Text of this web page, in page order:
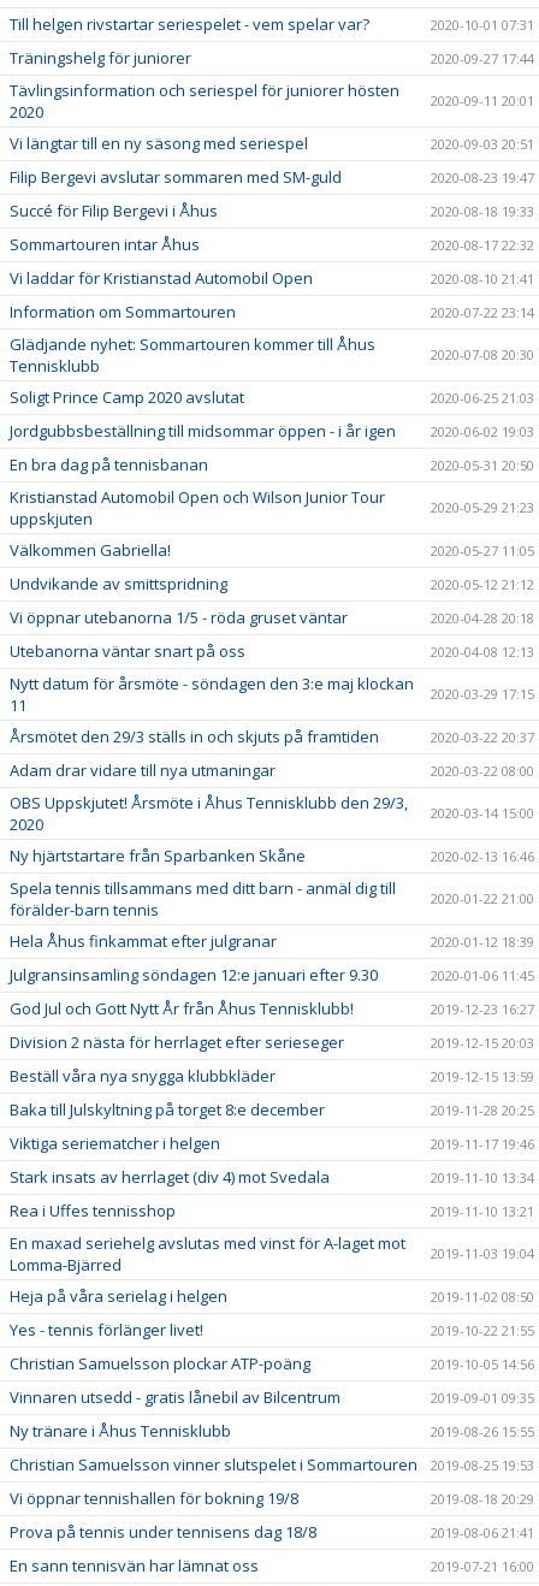
Till helgen rivstartar seriespelet - vem spelar var? 2020-10-01 07:31
Träningshelg för juniorer 2020-09-27 17:44
Tävlingsinformation och seriespel för juniorer hösten
2020
2020-09-11 20:01
Vi längtar till en ny säsong med seriespel 2020-09-03 20:51
Filip Bergevi avslutar sommaren med SM-guld 2020-08-23 19:47
Succé för Filip Bergevi i Åhus 2020-08-18 19:33
Sommartouren intar Åhus 2020-08-17 22:32
Vi laddar för Kristianstad Automobil Open 2020-08-10 21:41
Information om Sommartouren 2020-07-22 23:14
Glädjande nyhet: Sommartouren kommer till Åhus
Tennisklubb
2020-07-08 20:30
Soligt Prince Camp 2020 avslutat 2020-06-25 21:03
Jordgubbsbeställning till midsommar öppen - i år igen 2020-06-02 19:03
En bra dag på tennisbanan 2020-05-31 20:50
Kristianstad Automobil Open och Wilson Junior Tour
uppskjuten
2020-05-29 21:23
Välkommen Gabriella! 2020-05-27 11:05
Undvikande av smittspridning 2020-05-12 21:12
Vi öppnar utebanorna 1/5 - röda gruset väntar 2020-04-28 20:18
Utebanorna väntar snart på oss 2020-04-08 12:13
Nytt datum för årsmöte - söndagen den 3:e maj klockan
11
2020-03-29 17:15
Årsmötet den 29/3 ställs in och skjuts på framtiden 2020-03-22 20:37
Adam drar vidare till nya utmaningar 2020-03-22 08:00
OBS Uppskjutet! Årsmöte i Åhus Tennisklubb den 29/3,
2020
2020-03-14 15:00
Ny hjärtstartare från Sparbanken Skåne 2020-02-13 16:46
Spela tennis tillsammans med ditt barn - anmäl dig till
förälder-barn tennis
2020-01-22 21:00
Hela Åhus finkammat efter julgranar 2020-01-12 18:39
Julgransinsamling söndagen 12:e januari efter 9.30 2020-01-06 11:45
God Jul och Gott Nytt År från Åhus Tennisklubb! 2019-12-23 16:27
Division 2 nästa för herrlaget efter serieseger 2019-12-15 20:03
Beställ våra nya snygga klubbkläder 2019-12-15 13:59
Baka till Julskyltning på torget 8:e december 2019-11-28 20:25
Viktiga seriematcher i helgen 2019-11-17 19:46
Stark insats av herrlaget (div 4) mot Svedala 2019-11-10 13:34
Rea i Uffes tennisshop 2019-11-10 13:21
En maxad seriehelg avslutas med vinst för A-laget mot
Lomma-Bjärred
2019-11-03 19:04
Heja på våra serielag i helgen 2019-11-02 08:50
Yes - tennis förlänger livet! 2019-10-22 21:55
Christian Samuelsson plockar ATP-poäng 2019-10-05 14:56
Vinnaren utsedd - gratis lånebil av Bilcentrum 2019-09-01 09:35
Ny tränare i Åhus Tennisklubb 2019-08-26 15:55
Christian Samuelsson vinner slutspelet i Sommartouren 2019-08-25 19:53
Vi öppnar tennishallen för bokning 19/8 2019-08-18 20:29
Prova på tennis under tennisens dag 18/8 2019-08-06 21:41
En sann tennisvän har lämnat oss 2019-07-21 16:00